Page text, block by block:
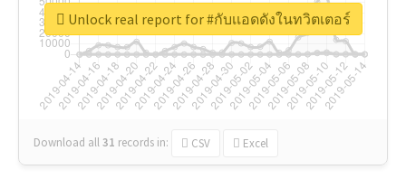
Download all31 records in: CSV Excel
Unlock real report for #กับเเอดดังในทวิตเตอร์